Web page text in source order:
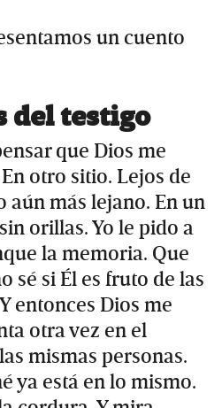
un cuento
del testigo
que Dios me
otro sitio. Lejos de
aún más lejano. En un
orillas. Yo le pido a
la memoria. Que
sé si Él es fruto de las
entonces Dios me
otra vez en el
mismas personas.
ya está en lo mismo.